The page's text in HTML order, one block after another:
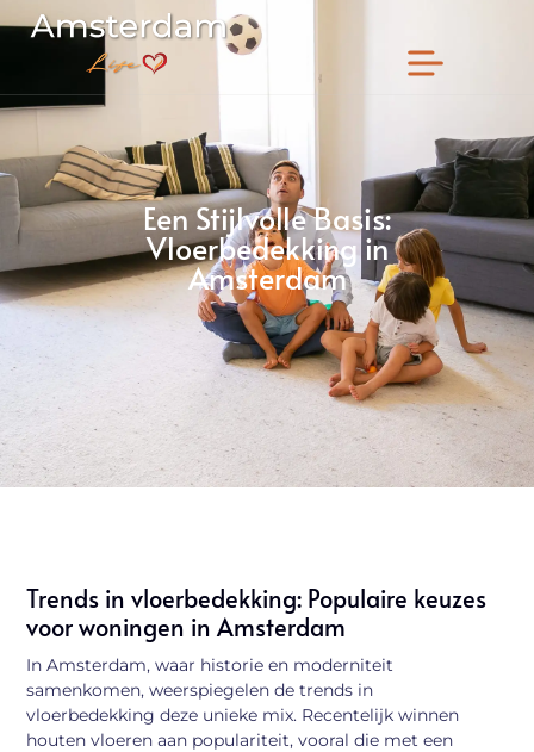
Een Stijlvolle Basis:
Vloerbedekking in
Amsterdam
Trends in vloerbedekking: Populaire keuzes
voor woningen in Amsterdam
In Amsterdam, waar historie en moderniteit
samenkomen, weerspiegelen de trends in
vloerbedekking deze unieke mix. Recentelijk winnen
houten vloeren aan populariteit, vooral die met een